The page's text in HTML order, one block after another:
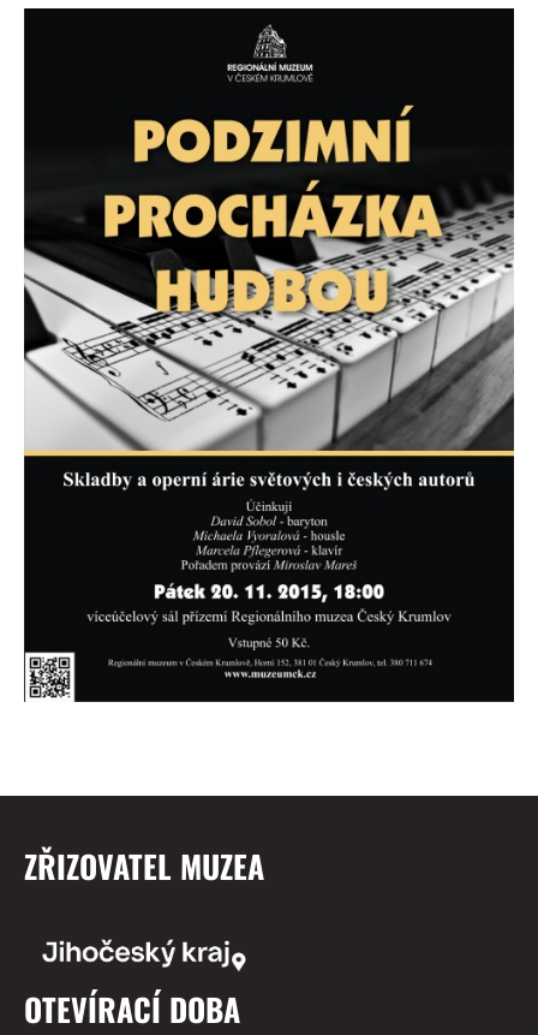
ZŘIZOVATEL MUZEA
OTEVÍRACÍ DOBA